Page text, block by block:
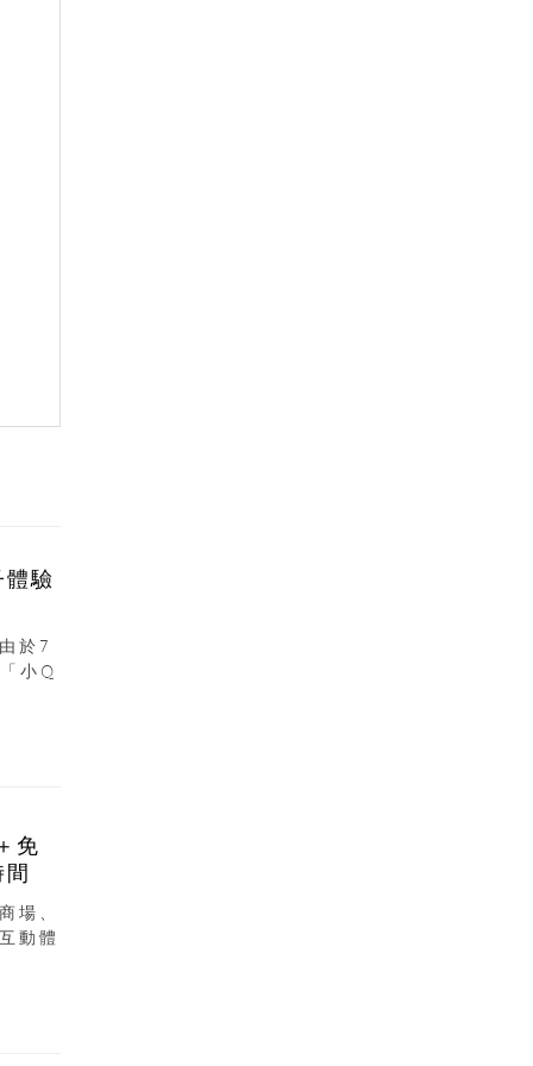
驗
於7
小Q
免
場、
動體